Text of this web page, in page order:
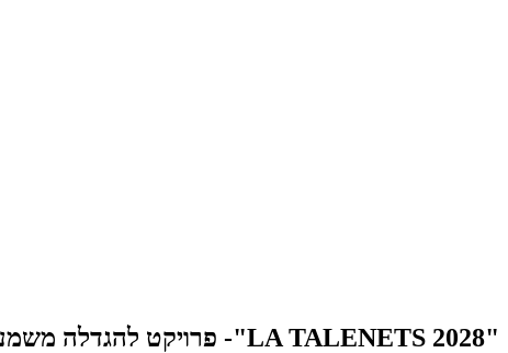
"LA TALENETS 2028"- פרויקט להגדלה משמעותית של הניסיון הבינלאומי של הספורטאים הטרום אולימפיים